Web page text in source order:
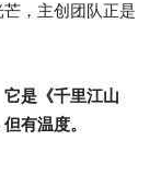
，主创团队正是
是《千里江山
有温度。